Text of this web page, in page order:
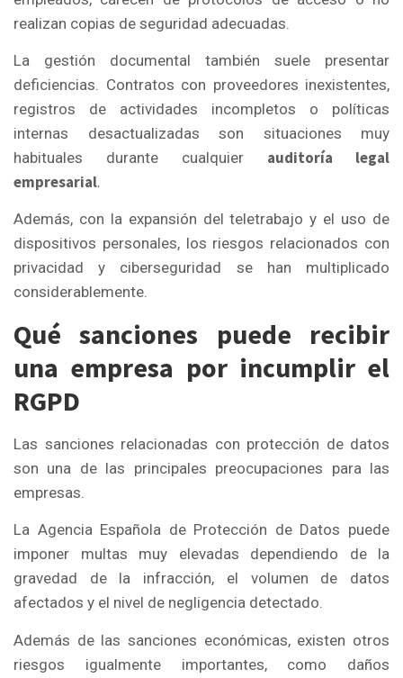
realizan copias de seguridad adecuadas.
La gestión documental también suele presentar
deficiencias. Contratos con proveedores inexistentes,
registros de actividades incompletos o políticas
internas desactualizadas son situaciones muy
habituales durante cualquier auditoría legal
empresarial.
Además, con la expansión del teletrabajo y el uso de
dispositivos personales, los riesgos relacionados con
privacidad y ciberseguridad se han multiplicado
considerablemente.
Qué sanciones puede recibir
una empresa por incumplir el
RGPD
Las sanciones relacionadas con protección de datos
son una de las principales preocupaciones para las
empresas.
La Agencia Española de Protección de Datos puede
imponer multas muy elevadas dependiendo de la
gravedad de la infracción, el volumen de datos
afectados y el nivel de negligencia detectado.
Además de las sanciones económicas, existen otros
riesgos igualmente importantes, como daños